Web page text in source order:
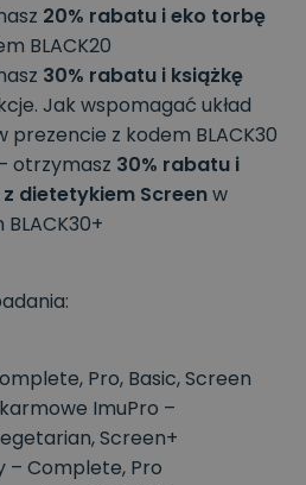
20% rabatu i eko torbę
BLACK20
30% rabatu i książkę
Jak wspomagać układ
prezencie z kodem BLACK30
otrzymasz 30% rabatu i
dietetykiem Screenw
Pro, Basic, Screen
ImuPro –
Screen+
– Complete, Pro